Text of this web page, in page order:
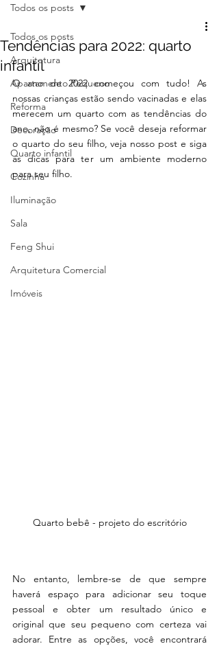
Todos os posts
Arquitetura
Apartamento Pequeno
Reforma
Decoração
Quarto infantil
Cozinha
Iluminação
Sala
Feng Shui
Arquitetura Comercial
Imóveis
Todos os posts
Tendências para 2022: quarto
infantil
O ano de 2022 começou com tudo! As
nossas crianças estão sendo vacinadas e elas
merecem um quarto com as tendências do
ano, não é mesmo? Se você deseja reformar
o quarto do seu filho, veja nosso post e siga
as dicas para ter um ambiente moderno
para seu filho.
Quarto bebê - projeto do escritório
No entanto, lembre-se de que sempre
haverá espaço para adicionar seu toque
pessoal e obter um resultado único e
original que seu pequeno com certeza vai
adorar. Entre as opções, você encontrará